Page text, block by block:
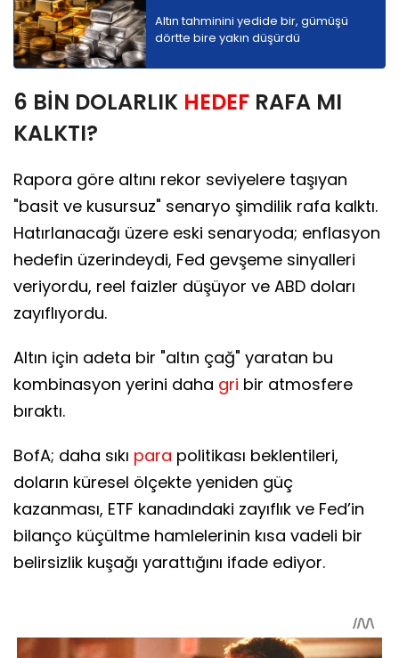
Altın tahminini yedide bir, gümüşü
dörtte bire yakın düşürdü
6 BİN DOLARLIK HEDEF RAFA MI
KALKTI?
Rapora göre altını rekor seviyelere taşıyan
"basit ve kusursuz" senaryo şimdilik rafa kalktı.
Hatırlanacağı üzere eski senaryoda; enflasyon
hedefin üzerindeydi, Fed gevşeme sinyalleri
veriyordu, reel faizler düşüyor ve ABD doları
zayıflıyordu.
Altın için adeta bir "altın çağ" yaratan bu
kombinasyon yerini daha gri bir atmosfere
bıraktı.
BofA; daha sıkı para politikası beklentileri,
doların küresel ölçekte yeniden güç
kazanması, ETF kanadındaki zayıflık ve Fed’in
bilanço küçültme hamlelerinin kısa vadeli bir
belirsizlik kuşağı yarattığını ifade ediyor.